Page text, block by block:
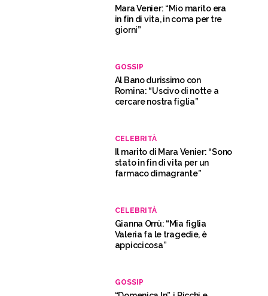
Mara Venier: “Mio marito era
in fin di vita, in coma per tre
giorni”
GOSSIP
Al Bano durissimo con
Romina: “Uscivo di notte a
cercare nostra figlia”
CELEBRITÀ
Il marito di Mara Venier: “Sono
stato in fin di vita per un
farmaco dimagrante”
CELEBRITÀ
Gianna Orrù: “Mia figlia
Valeria fa le tragedie, è
appiccicosa”
GOSSIP